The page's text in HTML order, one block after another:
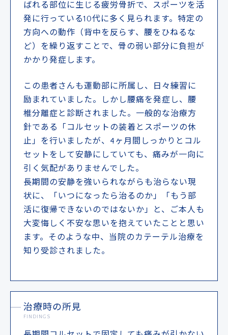
クレジットカード 銀行振込
ばれる部位に生じる疲労骨折で、スポーツを活
発に行っている10代に多く見られます。特定の
方向への動作（背中を反らす、腰をひねるな
ど）を繰り返すことで、骨の弱い部分に負担が
かかり発症します。
この患者さんも運動部に所属し、日々練習に
励まれていました。しかし腰痛を発症し、腰
椎分離症と診断されました。一般的な治療方
針である「コルセットの装着とスポーツの休
止」を行いましたが、4ヶ月間しっかりとコル
セットをして安静にしていても、痛みが一向に
引く気配がありませんでした。
長期間の安静を強いられながらも治らない現
状に、「いつになったら治るのか」「もう部
活に復帰できないのではないか」と、ご本人も
大変悔しく不安な思いを抱えていたことと思い
ます。そのような中、当院のカテーテル治療を
知り受診されました。
治療時の所見
FINDINGS